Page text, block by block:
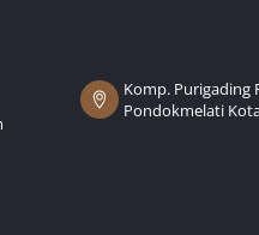
Komp. Purigading
Pondokmelati